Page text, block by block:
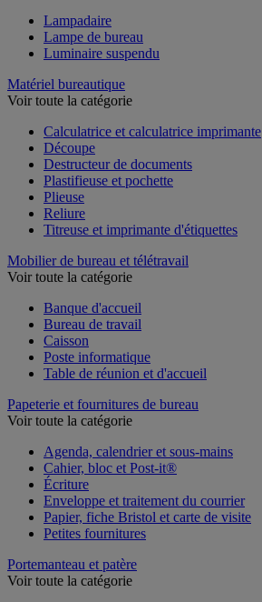
Lampadaire
Lampe de bureau
Luminaire suspendu
Matériel bureautique
Voir toute la catégorie
Calculatrice et calculatrice imprimante
Découpe
Destructeur de documents
Plastifieuse et pochette
Plieuse
Reliure
Titreuse et imprimante d'étiquettes
Mobilier de bureau et télétravail
Voir toute la catégorie
Banque d'accueil
Bureau de travail
Caisson
Poste informatique
Table de réunion et d'accueil
Papeterie et fournitures de bureau
Voir toute la catégorie
Agenda, calendrier et sous-mains
Cahier, bloc et Post-it®
Écriture
Enveloppe et traitement du courrier
Papier, fiche Bristol et carte de visite
Petites fournitures
Portemanteau et patère
Voir toute la catégorie